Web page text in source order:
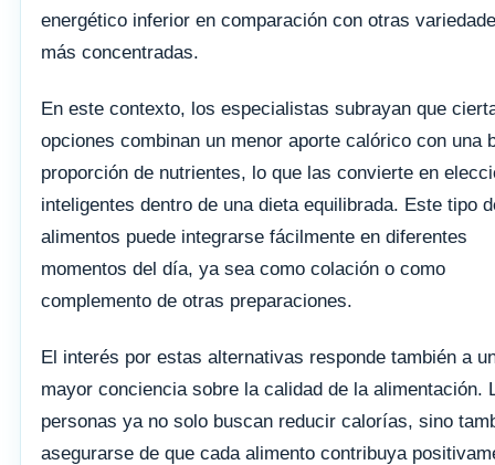
energético inferior en comparación con otras
más concentradas.
En este contexto, los especialistas subrayan que
opciones combinan un menor aporte calórico con una
proporción de nutrientes, lo que las convierte en
inteligentes dentro de una dieta equilibrada. Este tipo
alimentos puede integrarse fácilmente en diferentes
momentos del día, ya sea como colación o como
complemento de otras preparaciones.
El interés por estas alternativas responde también a
mayor conciencia sobre la calidad de la alimentación.
personas ya no solo buscan reducir calorías, sino
asegurarse de que cada alimento contribuya